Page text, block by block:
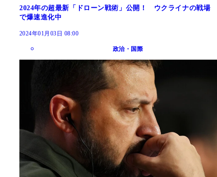
2024年の超最新「ドローン戦術」公開！ ウクライナの戦場
で爆速進化中
2024年01月03日 08:00
政治・国際